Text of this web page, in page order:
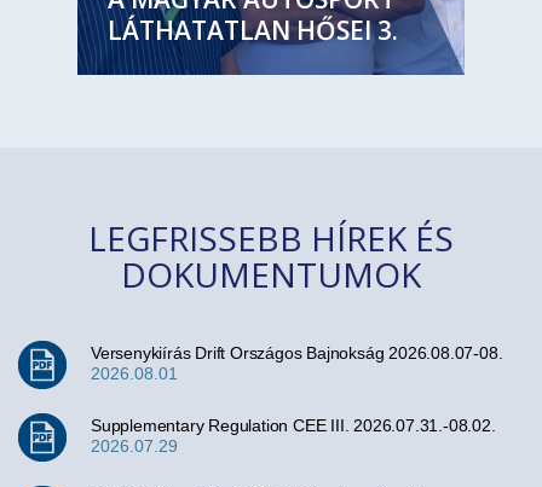
LÁTHATATLAN HŐSEI 3.
LEGFRISSEBB HÍREK ÉS
DOKUMENTUMOK
Versenykiírás Drift Országos Bajnokság 2026.08.07-08.
2026.08.01
Supplementary Regulation CEE III. 2026.07.31.-08.02.
2026.07.29